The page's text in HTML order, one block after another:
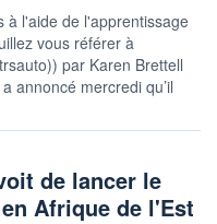
à l'aide de l'apprentissage
vous référer à
par Karen Brettell
annoncé mercredi qu’il
de lancer le
Afrique de l'Est